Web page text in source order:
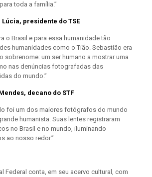
toda a família.”
presidente do TSE
o Brasil e para essa humanidade tão
humanidades como o Tião. Sebastião era
sobrenome: um ser humano a mostrar uma
nas denúncias fotografadas das
do mundo.”
decano do STF
foi um dos maiores fotógrafos do mundo
humanista. Suas lentes registraram
no Brasil e no mundo, iluminando
ao nosso redor.”
Federal conta, em seu acervo cultural, com